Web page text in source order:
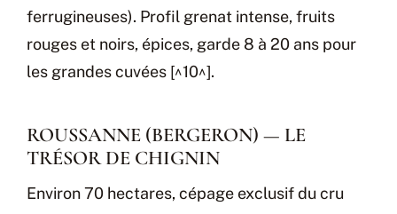
ferrugineuses). Profil grenat intense, fruits
rouges et noirs, épices, garde 8 à 20 ans pour
les grandes cuvées [^10^].
ROUSSANNE (BERGERON) — LE
TRÉSOR DE CHIGNIN
Environ 70 hectares, cépage exclusif du cru